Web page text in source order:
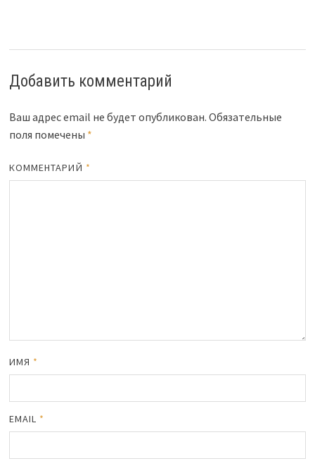
Добавить комментарий
Ваш адрес email не будет опубликован. Обязательные
поля помечены *
КОММЕНТАРИЙ *
ИМЯ *
EMAIL *